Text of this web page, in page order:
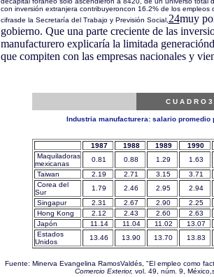
con inversión extranjera contribuyeroncon 16.2% de los
cifrasde la Secretaría del Trabajo y Previsión Social, 24muy
gobierno. Que una parte creciente de las
manufacturero explicaría la limitada
que compiten con las empresas nacionales y
C U A D R O 3
Industria manufacturera: salario promedio
1987 1988 1989
1990
Maquiladoras
mexicanas
0.81 0.88 1.29
1.63
Taiwan
2.19 2.71 3.15
3.71
Corea del
Sur
1.79 2.46 2.95
2.94
Singapur
2.31 2.67 2.90
2.25
Hong Kong
2.12 2.43 2.60
2.63
Japón
11.14 11.04 11.02
13.07
Estados
Unidos
13.46 13.90 13.70 13.83
Fuente: Minerva Evangelina RamosValdés, "El empleo como
Comercio Exterior, vol. 49, núm. 9,